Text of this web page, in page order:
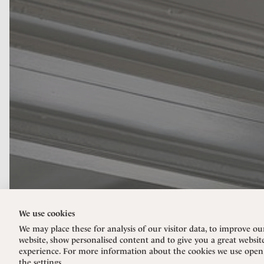
We use cookies
We may place these for analysis of our visitor data, to improve
website, show personalised content and to give you a great
experience. For more information about the cookies we use open